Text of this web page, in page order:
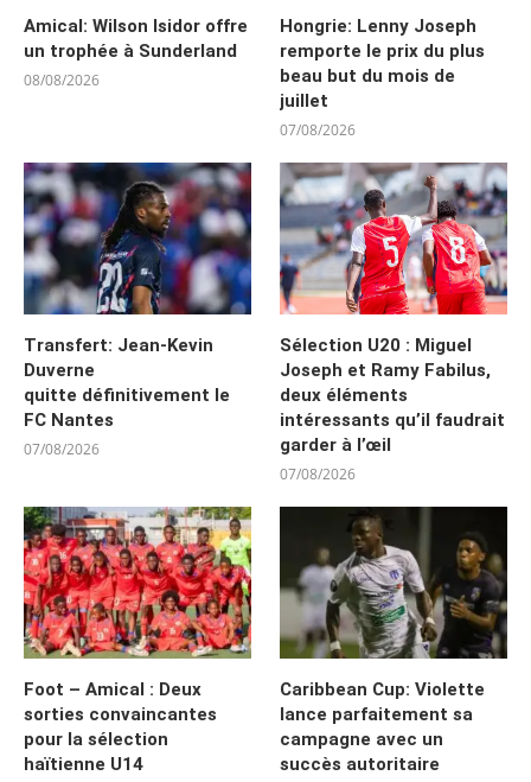
Amical: Wilson Isidor offre
un trophée à Sunderland
08/08/2026
Hongrie: Lenny Joseph
remporte le prix du plus
beau but du mois de
juillet
07/08/2026
Transfert: Jean-Kevin
Duverne
quitte définitivement le
FC Nantes
07/08/2026
Sélection U20 : Miguel
Joseph et Ramy Fabilus,
deux éléments
intéressants qu’il faudrait
garder à l’œil
07/08/2026
Foot – Amical : Deux
sorties convaincantes
pour la sélection
haïtienne U14
Caribbean Cup: Violette
lance parfaitement sa
campagne avec un
succès autoritaire